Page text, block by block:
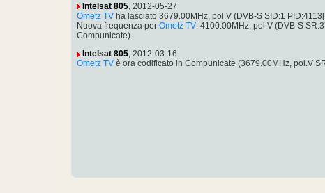
Intelsat 805 , 2012-05-27
Ometz TV ha lasciato 3679.00MHz, pol.V (DVB-S SID:1
Nuova frequenza per Ometz TV: 4100.00MHz, pol.V (DVB-S
Compunicate).
Intelsat 805, 2012-03-16
Ometz TV è ora codificato in Compunicate (3679.00MHz, pol.V